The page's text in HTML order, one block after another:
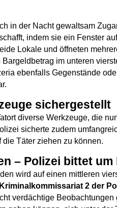
in der Nacht gewaltsam
indem sie ein Fenster
Lokale und öffneten
im unteren
ebenfalls Gegenstände
sichergestellt
diverse Werkzeuge, die
sicherte zudem
Täter ziehen zu können.
– Polizei bittet um
wird auf einen mittleren
Kriminalkommissariat 2 der
verdächtige Beobachtungen